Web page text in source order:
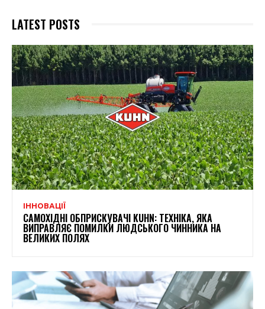
LATEST POSTS
ІННОВАЦІЇ
САМОХІДНІ ОБПРИСКУВАЧІ KUHN: ТЕХНІКА, ЯКА
ВИПРАВЛЯЄ ПОМИЛКИ ЛЮДСЬКОГО ЧИННИКА НА
ВЕЛИКИХ ПОЛЯХ